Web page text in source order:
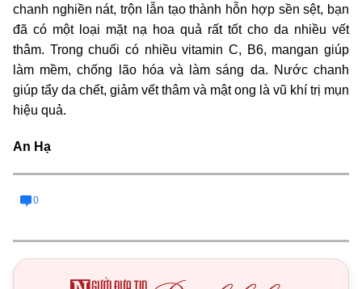
chanh nghiền nát, trộn lẫn tạo thành hỗn hợp sền sệt, bạn
đã có một loại mặt nạ hoa quả rất tốt cho da nhiều vết
thâm. Trong chuối có nhiều vitamin C, B6, mangan giúp
làm mềm, chống lão hóa và làm sáng da. Nước chanh
giúp tẩy da chết, giảm vết thâm và mật ong là vũ khí trị mụn
hiệu quả.
An Hạ
0